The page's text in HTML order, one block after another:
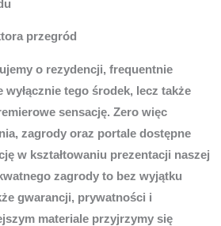
przegród
o rezydencji, frequentnie
tego środek, lecz także
sensację. Zero więc
zagrody oraz portale dostępne
w kształtowaniu prezentacji naszej
zagrody to bez wyjątku
gwarancji, prywatności i
materiale przyjrzymy się